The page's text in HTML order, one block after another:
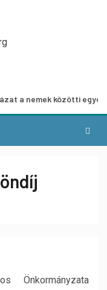
nemek közötti
Önkormányzata